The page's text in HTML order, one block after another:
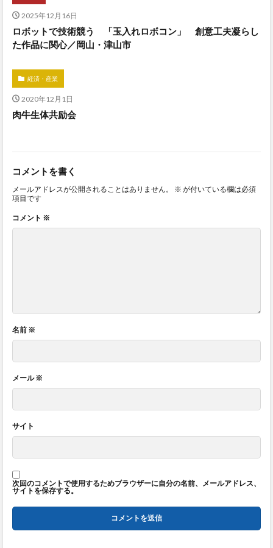
2025年12月16日
ロボットで技術競う 「玉入れロボコン」 創意工夫凝らし
た作品に関心／岡山・津山市
経済・産業
2020年12月1日
肉牛生体共励会
コメントを書く
メールアドレスが公開されることはありません。 ※ が付いている欄は必須
項目です
コメント ※
名前 ※
メール※
サイト
次回のコメントで使用するためブラウザーに自分の名前、メールアドレス、
サイトを保存する。